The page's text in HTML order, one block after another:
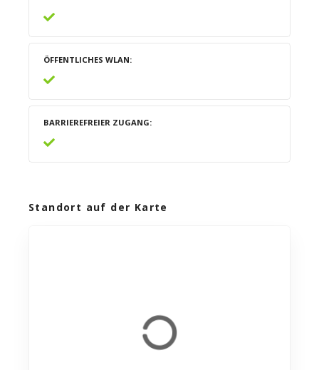
ÖFFENTLICHES WLAN
BARRIEREFREIER ZUGANG
Standort auf der Karte